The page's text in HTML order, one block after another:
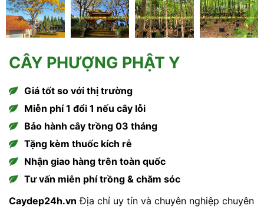
CÂY PHƯỢNG PHẬT Y
Giá tốt so với thị trường
Miễn phí 1 đổi 1 nếu cây lỗi
Bảo hành cây trồng 03 tháng
Tặng kèm thuốc kích rễ
Nhận giao hàng trên toàn quốc
Tư vấn miễn phí trồng & chăm sóc
Caydep24h.vn Địa chỉ uy tín và chuyên nghiệp chuyên